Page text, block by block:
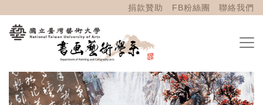
捐款贊助 FB粉絲團 聯絡我們